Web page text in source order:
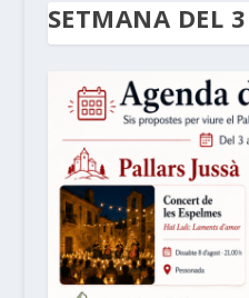
SETMANA DEL